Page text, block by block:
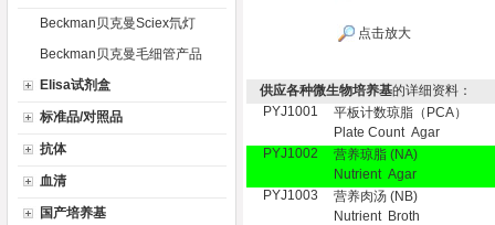
Beckman贝克曼Sciex氘灯
Beckman贝克曼毛细管产品
Elisa试剂盒
标准品/对照品
抗体
血清
国产培养基
点击放大
供应各种微生物培养基的详细资料：
PYJ1001
平板计数琼脂（PCA）
Plate Count Agar
PYJ1002
营养琼脂 (NA)
Nutrient Agar
PYJ1003
营养肉汤 (NB)
Nutrient Broth